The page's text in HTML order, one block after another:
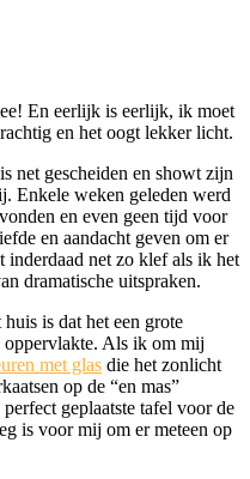
En eerlijk is eerlijk, ik moet
en het oogt lekker licht.
net gescheiden en showt zijn
Enkele weken geleden werd
en even geen tijd voor
en aandacht geven om er
net zo klef als ik het
dramatische uitspraken.
is dat het een grote
oppervlakte. Als ik om mij
met glas die het zonlicht
op de “en mas”
geplaatste tafel voor de
is voor mij om er meteen op